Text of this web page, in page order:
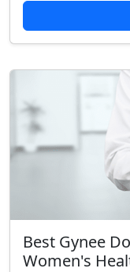
Best Gynee
Women's